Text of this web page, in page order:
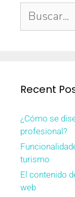
Recent
¿Cómo se
profesional?
turismo
El contenido
web